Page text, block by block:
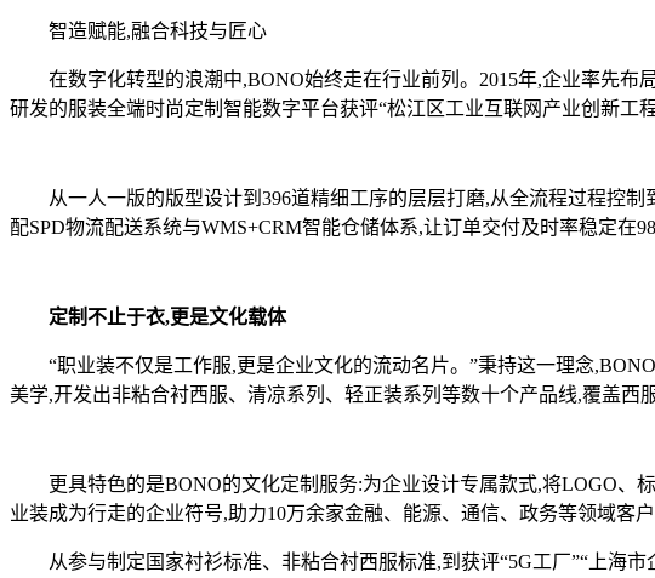
智造赋能,融合科技与匠心
在数字化转型的浪潮中,BONO始终走在行业前列。2015年,企业率先布局
研发的服装全端时尚定制智能数字平台获评“松江区工业互联网产业创新工
从一人一版的版型设计到396道精细工序的层层打磨,从全流程过程控制
配SPD物流配送系统与WMS+CRM智能仓储体系,让订单交付及时率稳定在
定制不止于衣,更是文化载体
“职业装不仅是工作服,更是企业文化的流动名片。”秉持这一理念
美学,开发出非粘合衬西服、清凉系列、轻正装系列等数十个产品线,覆盖西
更具特色的是BONO的文化定制服务:为企业设计专属款式,将LOGO、
业装成为行走的企业符号,助力10万余家金融、能源、通信、政务等领域客
从参与制定国家衬衫标准、非粘合衬西服标准,到获评“5G工厂”“上海市